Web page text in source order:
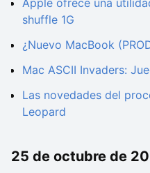
shuffle 1G
¿Nuevo MacBook
Mac ASCII Invaders:
Las novedades del
Leopard
25 de octubre de